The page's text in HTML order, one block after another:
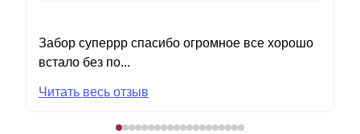
Забор суперрр спасибо огромное все хорошо
встало без по...
Читать весь отзыв